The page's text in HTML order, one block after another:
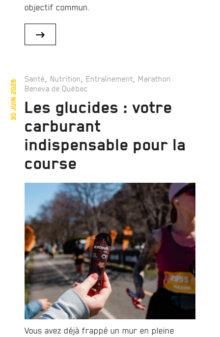
objectif commun.
30 juin 2026
Santé Nutrition Entraînement
Marathon
Beneva de Québec
Les glucides : votre
carburant
indispensable pour la
course
Vous avez déjà frappé un mur en pleine